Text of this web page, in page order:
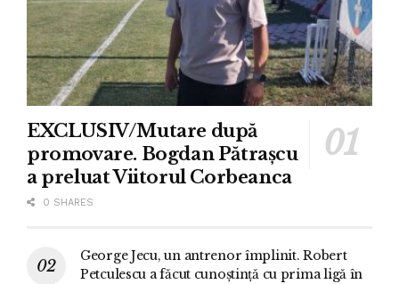
EXCLUSIV/Mutare după
promovare. Bogdan Pătrașcu
a preluat Viitorul Corbeanca
0 SHARES
George Jecu, un antrenor împlinit. Robert
Petculescu a făcut cunoștință cu prima ligă în